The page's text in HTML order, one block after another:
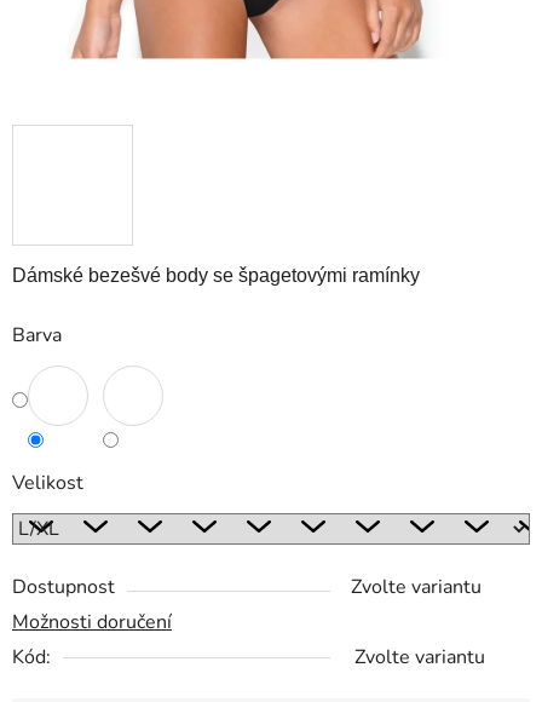
Dámské bezešvé body se špagetovými ramínky
Barva
Velikost
Dostupnost
Zvolte variantu
Možnosti doručení
Kód:
Zvolte variantu